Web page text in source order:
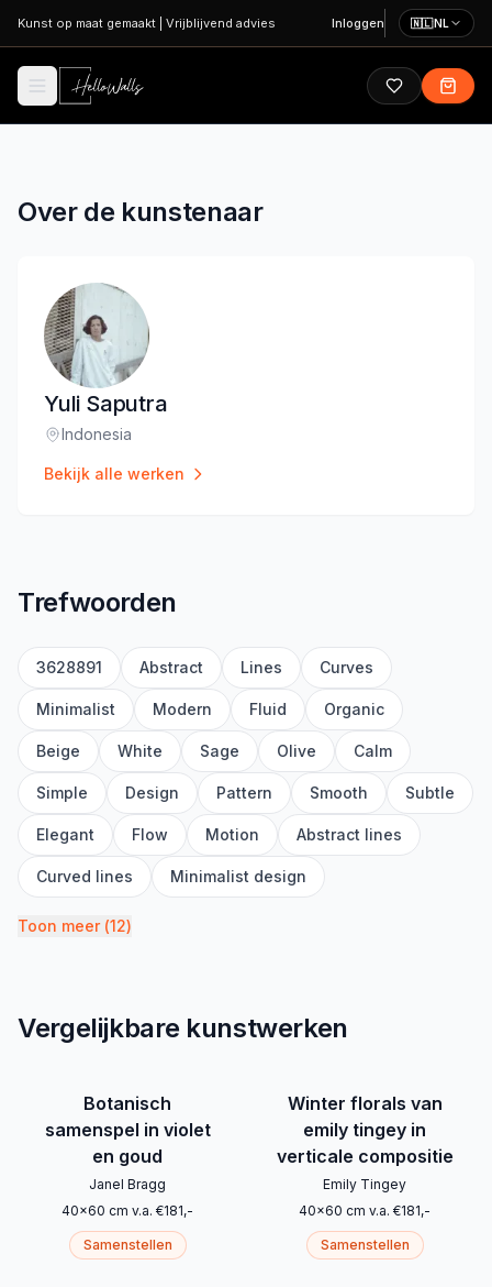
Ga naar hoofdinhoud
Kunst op maat gemaakt Vrijblijvend advies Inloggen 🇳🇱NL
Over de kunstenaar
Yuli Saputra
Locatie
Indonesia
Bekijk alle werken
Trefwoorden
3628891 Abstract Lines Curves
Minimalist Modern Fluid Organic
Beige White Sage Olive Calm
Simple Design Pattern Smooth Subtle
Elegant Flow Motion Abstract lines
Curved lines Minimalist design
Toon meer(12)
Vergelijkbare kunstwerken
Botanisch
samenspel in violet
en goud
Janel Bragg
40x60 cm v.a. €181,-
Samenstellen
Winter florals van
emily tingey in
verticale compositie
Emily Tingey
40x60 cm v.a. €181,-
Samenstellen